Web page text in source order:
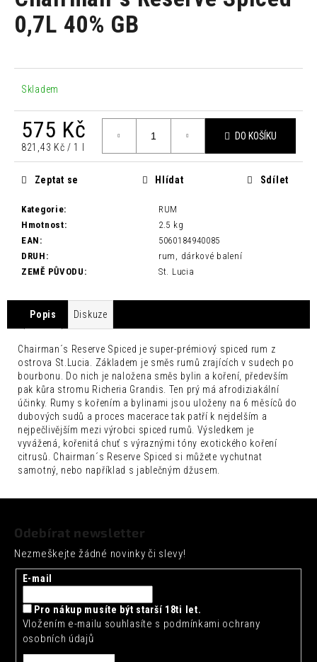
0,0
z0,7L 40% GB
Skladem
575 Kč
Měrná
cena:
821,43 Kč / 1 l
DO KOŠÍKU
Kategorie:
RUM
Hmotnost:
2.5 kg
EAN :
5060184940085
DRUH :
rum, dárkové balení
ZEMĚ PŮVODU : St. Lucia
Zeptat se Hlídat Sdílet
Popis Diskuze
Chairman´s Reserve Spiced je super-prémiový spiced rum z
ostrova St.Lucia. Základem je směs rumů zrajících v sudech po
bourbonu. Do nich je naložena směs bylin a koření, především
pak kůra stromu Richeria Grandis. Ten prý má afrodiziakální
účinky. Rumy s kořením a bylinami jsou uloženy na 6 měsíců do
dubových sudů a proces macerace tak patří k nejdelším a
nejpečlivějším mezi výrobci spiced rumů. Výsledkem je
vyvážená, kořenitá chuť s výraznými tóny exotického koření
citrusů. Chairman´s Reserve Spiced si můžete vychutnat
samotný, nebo například s jablečným džusem.
a
j
t
?
HLEDAT
D
o
p
o
u
u
j
e
m
e
FENTIMANS
CURIOSITY
COLA
0,275L
Odebírat newsletter
Nezmeškejte žádné novinky či slevy!
E-mail
Pro nákup musíte být starší 18ti let.
Vložením e-mailu souhlasíte s podmínkami ochrany
osobních údajů